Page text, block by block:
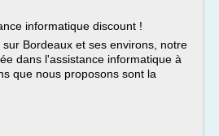
informatique discount !
Bordeaux et ses environs, notre
dans l'assistance informatique à
que nous proposons sont la